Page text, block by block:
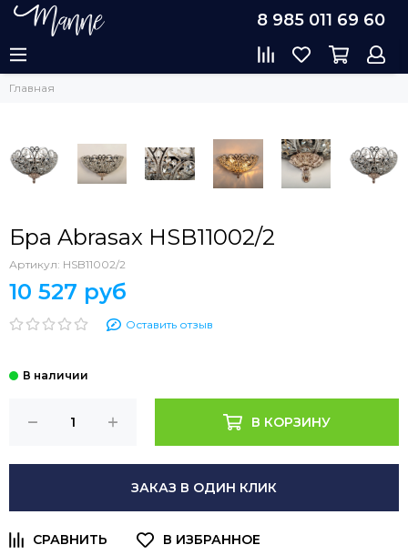
8 985 011 69 60
Главная
Бра Abrasax HSB11002/2
Артикул: HSB11002/2
10 527 руб
Оставить отзыв
В КОРЗИНУ
ЗАКАЗ В ОДИН КЛИК